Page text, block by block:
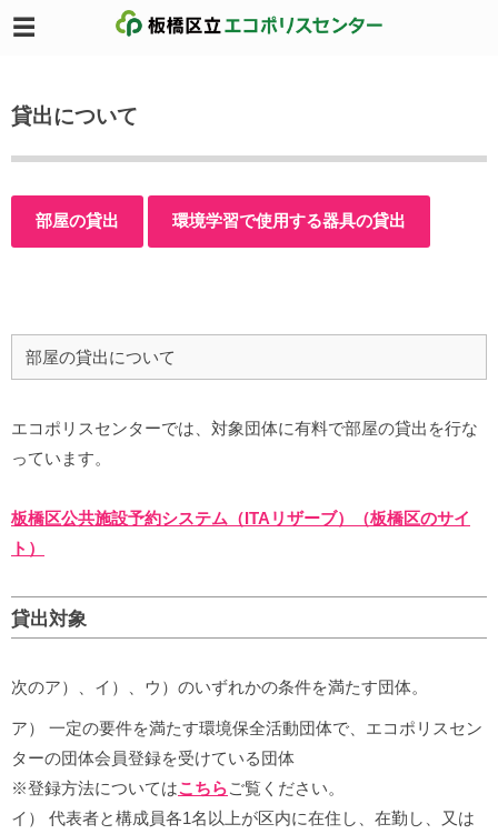
貸出について
部屋の貸出 環境学習で使用する器具の貸出
部屋の貸出について
エコポリスセンターでは、対象団体に有料で部屋の貸出を行な
っています。
板橋区公共施設予約システム（ITAリザーブ）（板橋区のサイ
ト）
貸出対象
次のア）、イ）、ウ）のいずれかの条件を満たす団体。
ア） 一定の要件を満たす環境保全活動団体で、エコポリスセン
ターの団体会員登録を受けている団体
※登録方法についてはこちらご覧ください。
イ） 代表者と構成員各1名以上が区内に在住し、在勤し、又は